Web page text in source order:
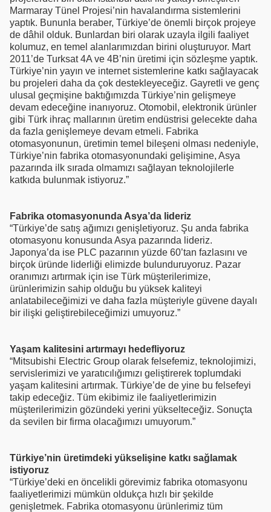
Marmaray Tünel Projesi’nin havalandırma sistemlerini
yaptık. Bununla beraber, Türkiye’de önemli birçok projeye
de dâhil olduk. Bunlardan biri olarak uzayla ilgili faaliyet
kolumuz, en temel alanlarımızdan birini oluşturuyor. Mart
2011’de Turksat 4A ve 4B’nin üretimi için sözleşme yaptık.
Türkiye’nin yayın ve internet sistemlerine katkı sağlayacak
bu projeleri daha da çok destekleyeceğiz. Gayretli ve genç
ulusal geçmişine baktığımızda Türkiye’nin gelişmeye
devam edeceğine inanıyoruz. Otomobil, elektronik ürünler
gibi Türk ihraç mallarının üretim endüstrisi gelecekte daha
da fazla genişlemeye devam etmeli. Fabrika
otomasyonunun, üretimin temel bileşeni olması nedeniyle,
Türkiye’nin fabrika otomasyonundaki gelişimine, Asya
pazarında ilk sırada olmamızı sağlayan teknolojilerle
katkıda bulunmak istiyoruz.”
Fabrika otomasyonunda Asya’da lideriz
“Türkiye’de satış ağımızı genişletiyoruz. Şu anda fabrika
otomasyonu konusunda Asya pazarında lideriz.
Japonya’da ise PLC pazarının yüzde 60’tan fazlasını ve
birçok üründe liderliği elimizde bulunduruyoruz. Pazar
oranımızı artırmak için ise Türk müşterilerimize,
ürünlerimizin sahip olduğu bu yüksek kaliteyi
anlatabileceğimizi ve daha fazla müşteriyle güvene dayalı
bir ilişki geliştirebileceğimizi umuyoruz.”
Yaşam kalitesini artırmayı hedefliyoruz
“Mitsubishi Electric Group olarak felsefemiz, teknolojimizi,
servislerimizi ve yaratıcılığımızı geliştirerek toplumdaki
yaşam kalitesini artırmak. Türkiye’de de yine bu felsefeyi
takip edeceğiz. Tüm ekibimiz ile faaliyetlerimizin
müşterilerimizin gözündeki yerini yükselteceğiz. Sonuçta
da sevilen bir firma olacağımızı umuyorum.”
Türkiye’nin üretimdeki yükselişine katkı sağlamak
istiyoruz
“Türkiye’deki en öncelikli görevimiz fabrika otomasyonu
faaliyetlerimizi mümkün oldukça hızlı bir şekilde
genişletmek. Fabrika otomasyonu ürünlerimiz tüm